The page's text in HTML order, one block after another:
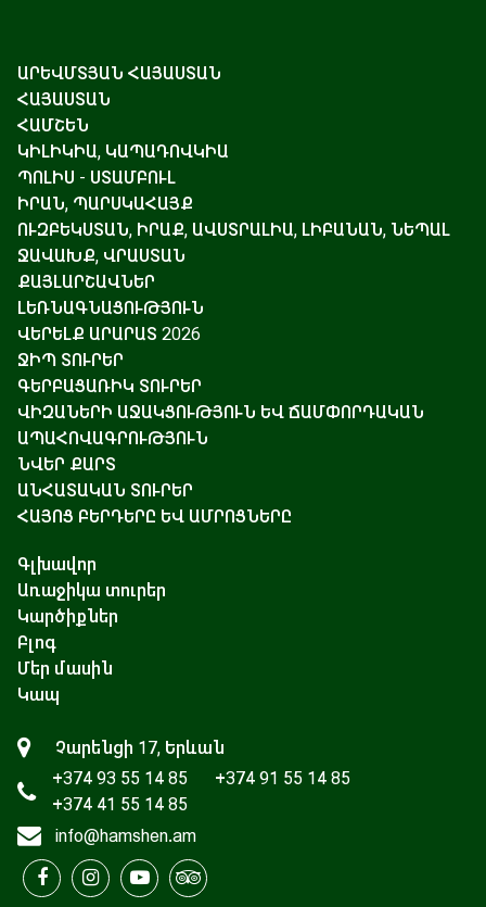
ԱՐԵՎՄՏՅԱՆ ՀԱՅԱՍՏԱՆ
ՀԱՅԱՍՏԱՆ
ՀԱՄՇԵՆ
ԿԻԼԻԿԻԱ, ԿԱՊԱԴՈՎԿԻԱ
ՊՈԼԻՍ - ՍՏԱՄԲՈՒԼ
ԻՐԱՆ, ՊԱՐՍԿԱՀԱՅՔ
ՈՒԶԲԵԿՍՏԱՆ, ԻՐԱՔ, ԱՎՍՏՐԱԼԻԱ, ԼԻԲԱՆԱՆ, ՆԵՊԱԼ
ՋԱՎԱԽՔ, ՎՐԱՍՏԱՆ
ՔԱՅԼԱՐՇԱՎՆԵՐ
ԼԵՌՆԱԳՆԱՑՈՒԹՅՈՒՆ
ՎԵՐԵԼՔ ԱՐԱՐԱՏ 2026
ՋԻՊ ՏՈՒՐԵՐ
ԳԵՐԲԱՑԱՌԻԿ ՏՈՒՐԵՐ
ՎԻԶԱՆԵՐԻ ԱՋԱԿՑՈՒԹՅՈՒՆ ԵՎ ՃԱՄՓՈՐԴԱԿԱՆ
ԱՊԱՀՈՎԱԳՐՈՒԹՅՈՒՆ
ՆՎԵՐ ՔԱՐՏ
ԱՆՀԱՏԱԿԱՆ ՏՈՒՐԵՐ
ՀԱՅՈՑ ԲԵՐԴԵՐԸ ԵՎ ԱՄՐՈՑՆԵՐԸ
Գլխավոր
Առաջիկա տուրեր
Կարծիքներ
Բլոգ
Մեր մասին
Կապ
Չարենցի 17, Երևան
+374 93 55 14 85
+374 91 55 14 85
+374 41 55 14 85
info@hamshen.am